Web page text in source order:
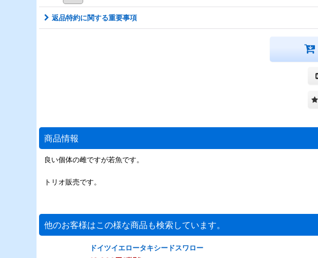
返品特約に関する重要事項
商品情報
良い個体の雌ですが若魚です。
トリオ販売です。
他のお客様はこの様な商品も検索しています。
ドイツイエロータキシードスワロー